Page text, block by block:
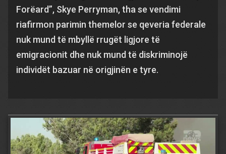
Forëard”, Skye Perryman, tha se vendimi
riafirmon parimin themelor se qeveria federale
nuk mund të mbyllë rrugët ligjore të
emigracionit dhe nuk mund të diskriminojë
individët bazuar në origjinën e tyre.